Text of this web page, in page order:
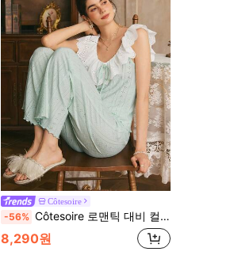
Côtesoire
-56% Côtesoire 로맨틱 대비 컬러 자수 플로럴 트림 패치워크 캡 슬리브, 편안한 자카드 니트 여성 잠옷 세트
8,290원